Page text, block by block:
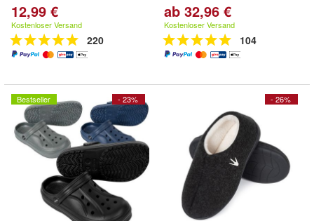
12,99 €
Kostenloser Versand
220
ab 32,96 €
Kostenloser Versand
104
- 23%
Bestseller - 26%